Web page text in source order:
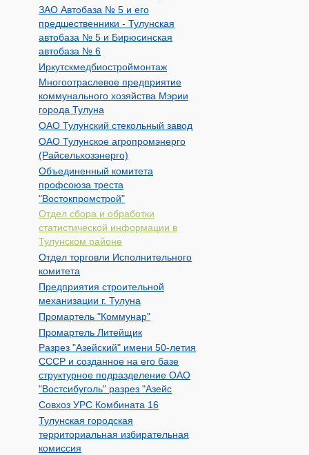
ЗАО Автобаза № 5 и его
предшественники - Тулунская
автобаза № 5 и Бирюсинская
автобаза № 6
Иркутскмедбиостроймонтаж
Многоотраслевое предприятие
коммунального хозяйства Мэрии
города Тулуна
ОАО Тулунский стекольный завод
ОАО Тулунское агропромэнерго
(Райсельхозэнерго)
Объединенный комитета
профсоюза треста
"Востокпромстрой"
Отдел сбора и обработки
статистической информации в
Тулунском районе
Отдел торговли Исполнительного
комитета
Предприятия строительной
механизации г. Тулуна
Промартель "Коммунар"
Промартель Литейщик
Разрез "Азейский" имени 50-летия
СССР и созданное на его базе
структурное подразделение ОАО
"Востсибуголь" разрез "Азейс
Совхоз УРС Комбината 16
Тулунская городская
территориальная избирательная
комиссия